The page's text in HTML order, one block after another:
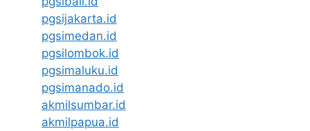
pgsijakarta.id
pgsimedan.id
pgsilombok.id
pgsimaluku.id
pgsimanado.id
akmilsumbar.id
akmilpapua.id